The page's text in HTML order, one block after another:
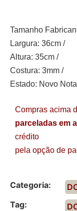
Tamanho
Largura: 36cm /
Altura: 35cm /
Costura: 3mm /
Estado: Novo
Compras acima
parceladas em
crédito
pela opção de
Categoria:
Tag: